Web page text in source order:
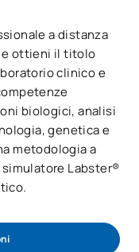
a distanza
e ottieni il titolo
clinico e
biologici, analisi
genetica e
metodologia a
Labster®